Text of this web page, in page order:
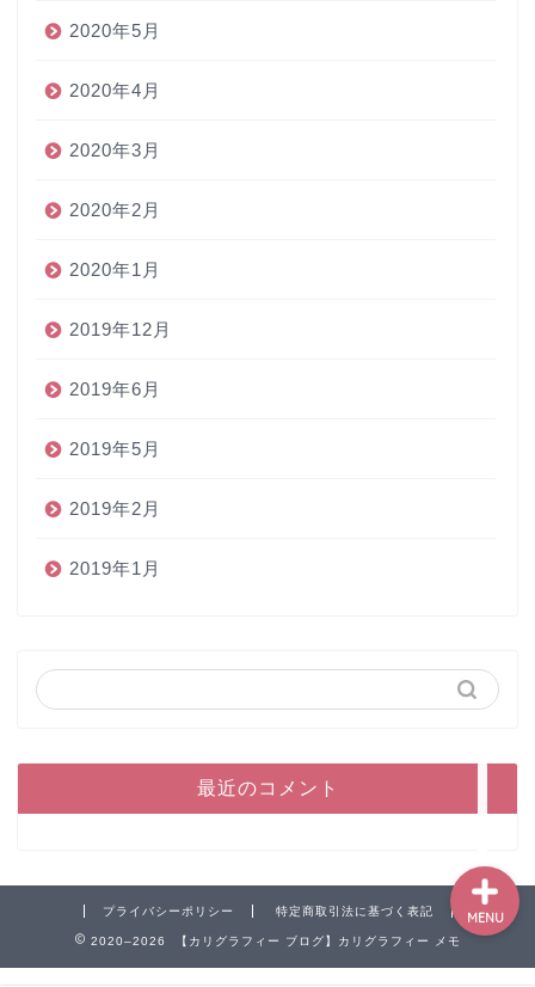
2020年5月
2020年4月
2020年3月
2020年2月
2020年1月
2019年12月
2019年6月
2019年5月
2019年2月
2019年1月
最近のコメント
プライバシーポリシー 特定商取引法に基づく表記
2020–2026 【カリグラフィー ブログ】カリグラフィー メモ
MENU
インク